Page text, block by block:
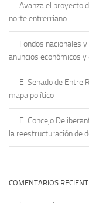
Avanza el proyecto
norte entrerriano
Fondos nacionales
anuncios económicos
El Senado de Entre
mapa político
El Concejo
la reestructuración de
COMENTARIOS